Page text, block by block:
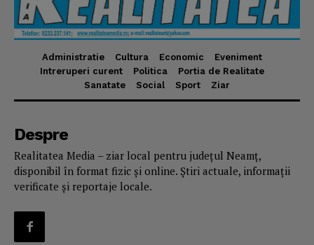
Administratie Cultura Economic
Eveniment
Intreruperi curent
Politica
Portia de Realitate
Sanatate
Social Sport Ziar
Despre
Realitatea Media – ziar local pentru județul Neamț,
disponibil în format fizic și online. Știri actuale, informații
verificate și reportaje locale.